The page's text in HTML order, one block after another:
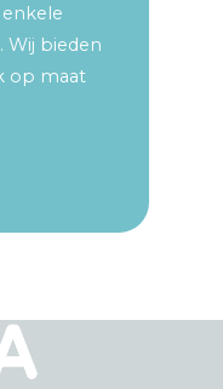
Wij bieden
op maat